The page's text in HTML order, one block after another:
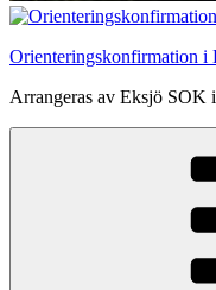
Orienteringskonfirmation i
Arrangeras av Eksjö SOK